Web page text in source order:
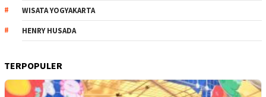
WISATA YOGYAKARTA
HENRY HUSADA
TERPOPULER